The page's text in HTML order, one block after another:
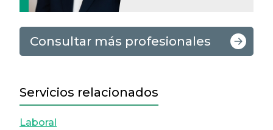
Consultar más profesionales
Servicios relacionados
Laboral